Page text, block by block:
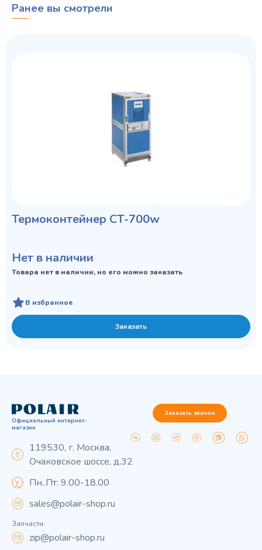
Ранее вы смотрели
Термоконтейнер CT-700w
Нет в наличии
Товара нет в наличии, но его можно заказать
В избранное
Заказать
Официальный интернет-
магазин
119530, г. Москва,
Очаковское шоссе, д.32
Пн..Пт: 9.00-18.00
sales@polair-shop.ru
Запчасти:
zip@polair-shop.ru
Заказать звонок